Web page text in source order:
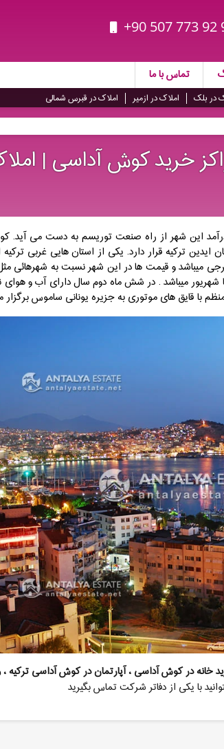
+90 507 773 92
تماس با ما
در بلک املاک در ازمیر
املاک در قبرس شمالی
خرید کوش آداسی | املاک
این شهر از راه صنعت توریسم به دست می آید.
ترکیه قرار دارد. یکی از استان هایی غربی
میباشد و قیمت ها در این شهر نسبت به شهرهائی مثل
میباشد . در شش ماه دوم سال دارای آب و هوای
با قایق های موتوری به جزیره یونانی ساموس برگزار
خانه در کوش آداسی ، آپارتمان در کوش آداسی ترکیه ،
با یکی از دفاتر شرکت تماس بگیرید